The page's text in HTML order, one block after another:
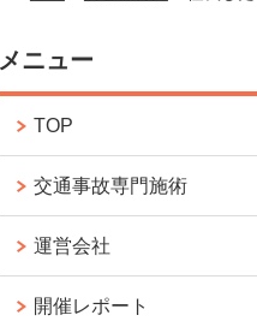
メニュー
TOP
交通事故専門施術
運営会社
開催レポート